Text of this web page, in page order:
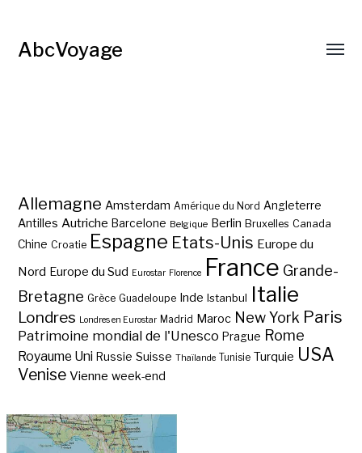
AbcVoyage
Allemagne Amsterdam Amérique du Nord Angleterre
Antilles Autriche Barcelone Belgique Berlin Bruxelles Canada
Chine Croatie Espagne Etats-Unis Europe du
Nord Europe du Sud Eurostar Florence France Grande-
Bretagne Grèce Guadeloupe Inde Istanbul Italie
Londres Londres en Eurostar Madrid Maroc New York Paris
Patrimoine mondial de l'Unesco Prague Rome
Royaume Uni Russie Suisse Thaïlande Tunisie Turquie USA
Venise Vienne week-end